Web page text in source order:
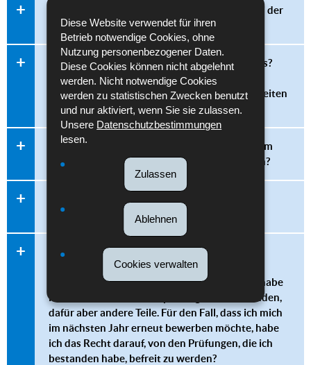
Diese Website verwendet für ihren
Betrieb notwendige Cookies, ohne
Nutzung personenbezogener Daten.
Diese Cookies können nicht abgelehnt
werden. Nicht notwendige Cookies
werden zu statistischen Zwecken benutzt
und nur aktiviert, wenn Sie sie zulassen.
Unsere Datenschutzbestimmungen
lesen.
Zulassen
Ablehnen
Cookies verwalten
Ich arbeite derzeit bei der Armee. Kann ich bei der
Polizei arbeiten?
Wie steht es um Tätowierungen oder Piercings?
Welche sind die Kriterien für mein äußeres
Erscheinungsbild, wenn ich bei der Polizei arbeiten
möchte?
Muss ich im Besitz eines Führerscheins sein, um
meine Bewerbung bei der Polizei einzureichen?
werden?
Im Zusammenhang mit dem
Rekrutierungsverfahren für den Beruf des
Polizisten in den Karriereebenen B1 oder C1 habe
ich einen Teil der Sonderprüfung nicht bestanden,
dafür aber andere Teile. Für den Fall, dass ich mich
im nächsten Jahr erneut bewerben möchte, habe
ich das Recht darauf, von den Prüfungen, die ich
bestanden habe, befreit zu werden?